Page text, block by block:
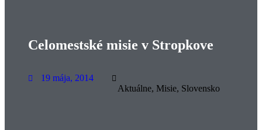
Celomestské misie v Stropkove
19 mája, 2014
Aktuálne, Misie, Slovensko